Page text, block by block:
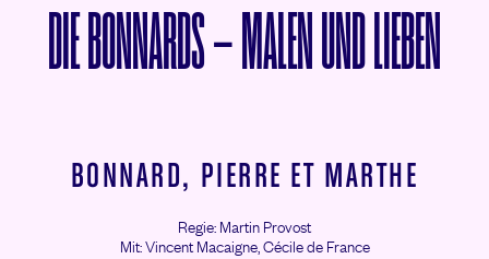
DIE BONNARDS – MALEN UND LIEBEN
BONNARD, PIERRE ET MARTHE
Regie: Martin Provost
Mit: Vincent Macaigne, Cécile de France